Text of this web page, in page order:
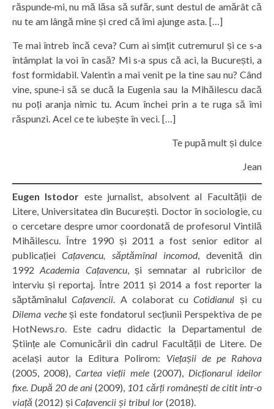
răspunde‑mi, nu mă lăsa să sufăr, sunt destul de amărât că
nu te am lângă mine și cred că îmi ajunge asta. […]
Te mai întreb încă ceva? Cum ai simțit cutremurul și ce s‑a
întâmplat la voi în casă? Mi s‑a spus că aci, la București, a
fost formidabil. Valentin a mai venit pe la tine sau nu? Când
vine, spune‑i să se ducă la Eugenia sau la Mihăilescu dacă
nu poți aranja nimic tu. Acum închei prin a te ruga să îmi
răspunzi. Acel ce te iubește în veci. […]
Te pupă mult și dulce
Jean
Eugen Istodor este jurnalist, absolvent al Facultății de
Litere, Universitatea din București. Doctor în sociologie, cu
o cercetare despre umor coordonată de profesorul Vintilă
Mihăilescu. Între 1990 și 2011 a fost senior editor al
publicațieiCațavencu, săptămînal incomod, devenită din
1992Academia Cațavencu, și semnatar al rubricilor de
interviu și reportaj. Între 2011 și 2014 a fost reporter la
săptămînalulCațavencii. A colaborat cuCotidianul și cu
Dilema vecheși este fondatorul secțiunii Perspektiva de pe
HotNews.ro. Este cadru didactic la Departamentul de
Științe ale Comunicării din cadrul Facultății de Litere. De
același autor la Editura Polirom: Viețașii de pe Rahova
(2005, 2008), Cartea vieții mele(2007), Dicționarul ideilor
fixe. După 20 de ani (2009), 101 cărți românești de citit într-o
viață (2012) șiCațavencii și tribul lor(2018).